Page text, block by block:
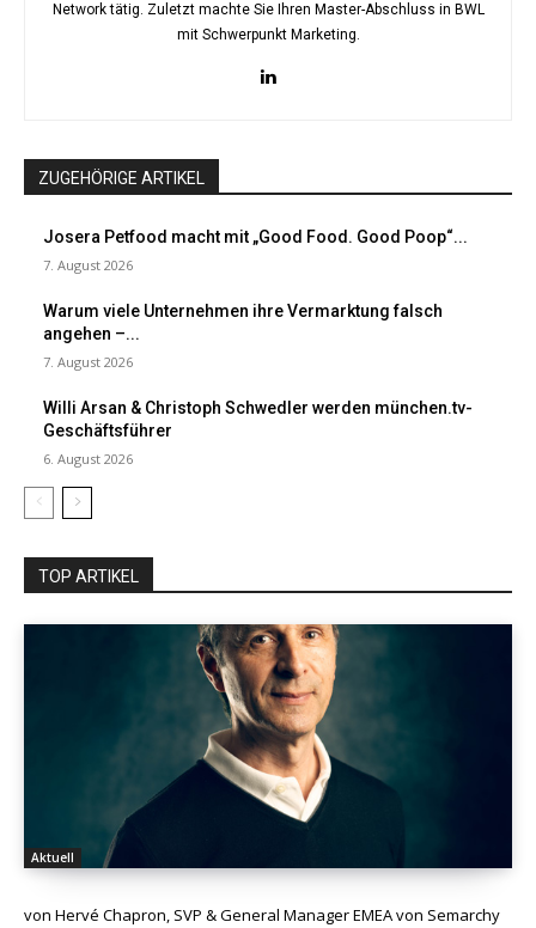
Network tätig. Zuletzt machte Sie Ihren Master-Abschluss in BWL
mit Schwerpunkt Marketing.
ZUGEHÖRIGE ARTIKEL
Josera Petfood macht mit „Good Food. Good Poop“...
7. August 2026
Warum viele Unternehmen ihre Vermarktung falsch
angehen –...
7. August 2026
Willi Arsan & Christoph Schwedler werden münchen.tv-
Geschäftsführer
6. August 2026
TOP ARTIKEL
Aktuell
von Hervé Chapron, SVP & General Manager EMEA von Semarchy